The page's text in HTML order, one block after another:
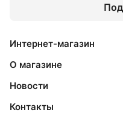
Интернет-магазин
О магазине
Новости
Контакты